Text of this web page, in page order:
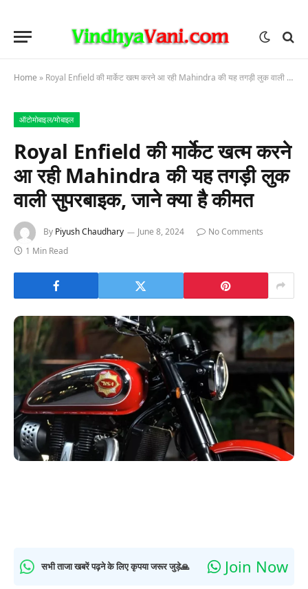
Home » Royal Enfield की मार्केट खत्म करने आ रही Mahindra की यह तगड़ी लुक वाली सुपरबाइक, जाने क्या है कीमत
ऑटोमोबाइल/मोबाइल
Royal Enfield की मार्केट खत्म करने
आ रही Mahindra की यह तगड़ी लुक
वाली सुपरबाइक, जाने क्या है कीमत
By Piyush Chaudhary June 8, 2024
No Comments
1 Min Read
सभी ताजा खबरें पढ़ने के लिए कृपया जरूर जुड़े🙏 Join Now